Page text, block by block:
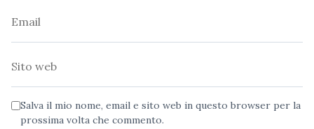
Salva il mio nome, email e sito web in questo browser per la
prossima volta che commento.